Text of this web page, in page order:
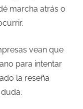
marcha atrás o
vean que
para intentar
la reseña